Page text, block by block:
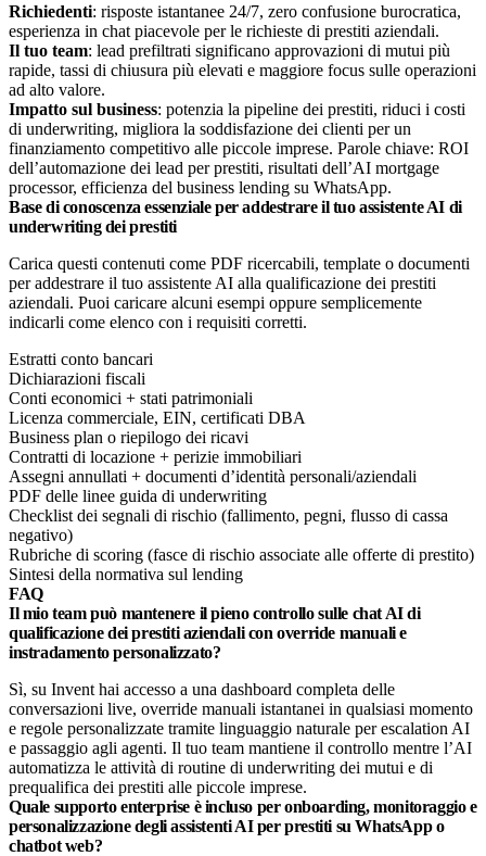
Richiedenti: risposte istantanee 24/7, zero confusione burocratica,
esperienza in chat piacevole per le richieste di prestiti aziendali.
Il tuo team: lead prefiltrati significano approvazioni di mutui più
rapide, tassi di chiusura più elevati e maggiore focus sulle operazioni
ad alto valore.
Impatto sul business: potenzia la pipeline dei prestiti, riduci i costi
di underwriting, migliora la soddisfazione dei clienti per un
finanziamento competitivo alle piccole imprese. Parole chiave: ROI
dell’automazione dei lead per prestiti, risultati dell’AI mortgage
processor, efficienza del business lending su WhatsApp.
Base di conoscenza essenziale per addestrare il tuo assistente AI di
underwriting dei prestiti
Carica questi contenuti come PDF ricercabili, template o documenti
per addestrare il tuo assistente AI alla qualificazione dei prestiti
aziendali. Puoi caricare alcuni esempi oppure semplicemente
indicarli come elenco con i requisiti corretti.
Estratti conto bancari
Dichiarazioni fiscali
Conti economici + stati patrimoniali
Licenza commerciale, EIN, certificati DBA​
Business plan o riepilogo dei ricavi​
Contratti di locazione + perizie immobiliari
Assegni annullati + documenti d’identità personali/aziendali​
PDF delle linee guida di underwriting
Checklist dei segnali di rischio (fallimento, pegni, flusso di cassa
negativo)​
Rubriche di scoring (fasce di rischio associate alle offerte di prestito)​
Sintesi della normativa sul lending
FAQ
Il mio team può mantenere il pieno controllo sulle chat AI di
qualificazione dei prestiti aziendali con override manuali e
instradamento personalizzato?
Sì, su Invent hai accesso a una dashboard completa delle
conversazioni live, override manuali istantanei in qualsiasi momento
e regole personalizzate tramite linguaggio naturale per escalation AI
e passaggio agli agenti. Il tuo team mantiene il controllo mentre l’AI
automatizza le attività di routine di underwriting dei mutui e di
prequalifica dei prestiti alle piccole imprese.
Quale supporto enterprise è incluso per onboarding, monitoraggio e
personalizzazione degli assistenti AI per prestiti su WhatsApp o
chatbot web?